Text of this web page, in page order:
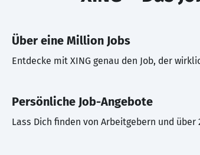
Über eine Million Jobs
Entdecke mit XING genau den Job, der
Persönliche Job-Angebote
Lass Dich finden von Arbeitgebern und über